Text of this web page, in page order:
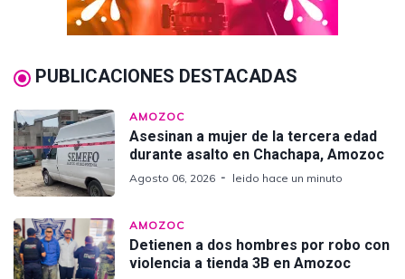
PUBLICACIONES DESTACADAS
AMOZOC
Asesinan a mujer de la tercera edad
durante asalto en Chachapa, Amozoc
Agosto 06, 2026 leido hace un minuto
AMOZOC
Detienen a dos hombres por robo con
violencia a tienda 3B en Amozoc